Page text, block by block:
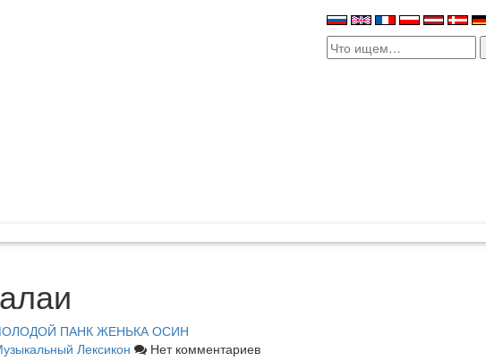
Search
for:
ПАНК ЖЕНЬКА ОСИН
Лексикон Нет комментариев